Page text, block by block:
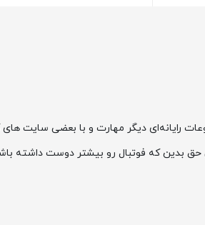
رایانه‌ای دیگر مهارت و با بعضی سایت
حق بدین که فوتبال رو بیشتر دوست داشته